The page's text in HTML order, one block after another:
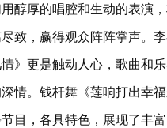
醇厚的唱腔和生动的表演
致，赢得观众阵阵掌声。
》更是触动人心，歌曲和
情。钱杆舞《莲响打出幸
目，各具特色，展现了丰